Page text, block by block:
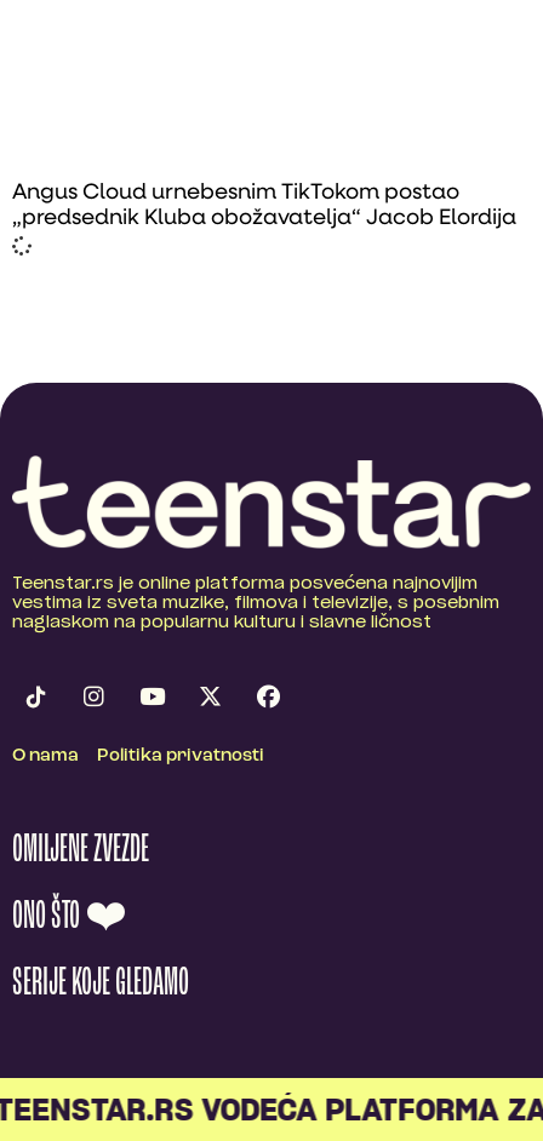
Angus Cloud urnebesnim TikTokom postao
„predsednik Kluba obožavatelja“ Jacob Elordija
Teenstar.rs je online platforma posvećena najnovijim
vestima iz sveta muzike, filmova i televizije, s posebnim
naglaskom na popularnu kulturu i slavne ličnost
O nama Politika privatnosti
OMILJENE ZVEZDE
ONO ŠTO ❤️
SERIJE KOJE GLEDAMO
VODEĆA PLATFORMA